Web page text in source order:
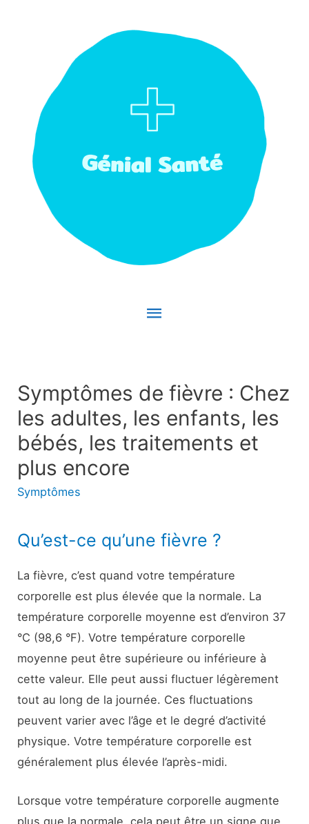
Menu
Symptômes de fièvre : Chez
les adultes, les enfants, les
bébés, les traitements et
plus encore
Symptômes
Qu’est-ce qu’une fièvre ?
La fièvre, c’est quand votre température
corporelle est plus élevée que la normale. La
température corporelle moyenne est d’environ 37
°C (98,6 °F). Votre température corporelle
moyenne peut être supérieure ou inférieure à
cette valeur. Elle peut aussi fluctuer légèrement
tout au long de la journée. Ces fluctuations
peuvent varier avec l’âge et le degré d’activité
physique. Votre température corporelle est
généralement plus élevée l’après-midi.
Lorsque votre température corporelle augmente